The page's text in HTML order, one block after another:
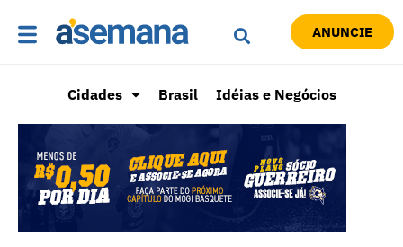
ANUNCIE
Cidades Brasil Idéias e Negócios